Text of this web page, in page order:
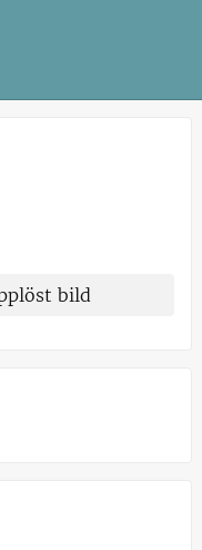
bild